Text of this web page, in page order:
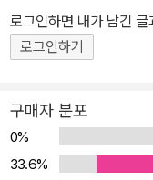
해 「우선순위 TOP 20」,
으로 나눠 공부할 수 있는
한 점은 「왜 그럴까?」,
확인할 수 있게 도와주며
기능 별책 부록을 제공하고 있다. 효율적 학습 계획
공략하고, 기본 기능과
로그인하면 내가 남긴
로그인하기
구매자 분포
0%
33.6%